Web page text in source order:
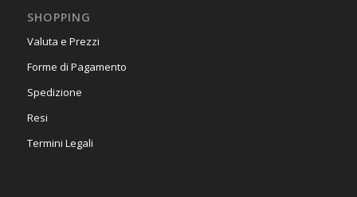
SHOPPING
Valuta e Prezzi
Forme di Pagamento
Spedizione
Resi
Termini Legali